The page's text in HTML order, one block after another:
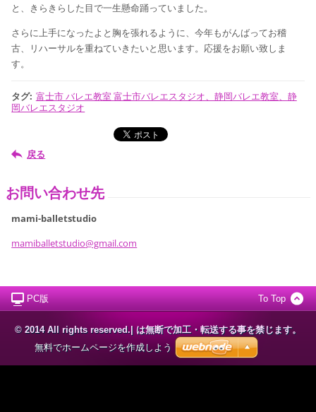
と、きらきらした目で一生懸命踊っていました。
さらに上手になったよと胸を張れるように、今年もがんばってお稽
古、リハーサルを重ねていきたいと思います。応援をお願い致しま
す。
タグ: 富士市 バレエ教室 富士市バレエスタジオ、静岡バレエ教室、静
岡バレエスタジオ
戻る
お問い合わせ先
mami-balletstudio
mamiballetstudio@gmail.com
PC版 To Top
© 2014 All rights reserved.| は無断で加工・転送する事を禁じます。
無料でホームページを作成しよう